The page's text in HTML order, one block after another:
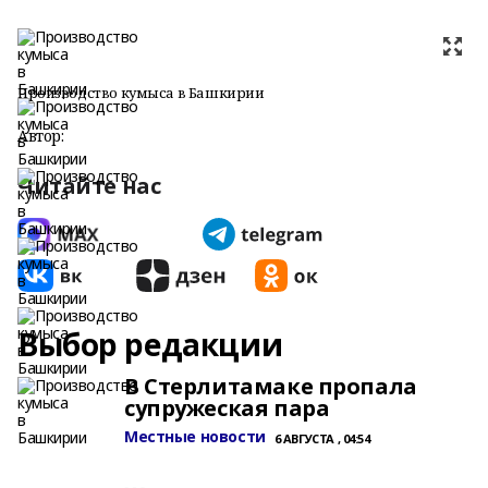
Производство кумыса в Башкирии
Автор:
Читайте нас
Выбор редакции
В Стерлитамаке пропала
супружеская пара
Местные новости 6 АВГУСТА , 04:54